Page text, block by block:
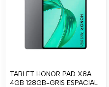
TABLET HONOR PAD X8A
4GB 128GB-GRIS ESPACIAL